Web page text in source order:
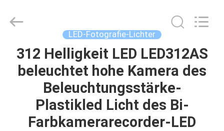
HAUS
PRODUKTE
VIDEOS
Television
Equipment
Reserved.
LED-Fotografie-Lichter
312 Helligkeit LED LED312AS
beleuchtet hohe Kamera des
Beleuchtungsstärke-
Plastikled Licht des Bi-
Farbkamerarecorder-LED